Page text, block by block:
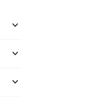
keyboard_arrow_down
keyboard_arrow_down
keyboard_arrow_down